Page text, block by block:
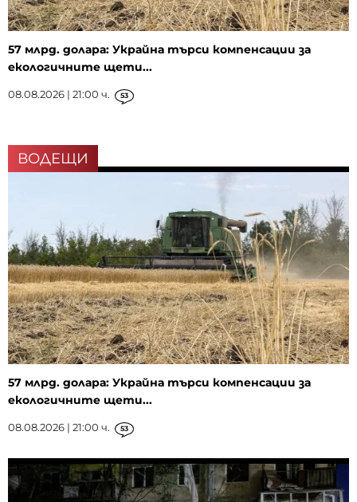
57 млрд. долара: Украйна търси компенсации за
екологичните щети...
08.08.2026 | 21:00 ч. 53
ВОДЕЩИ
57 млрд. долара: Украйна търси компенсации за
екологичните щети...
08.08.2026 | 21:00 ч. 53